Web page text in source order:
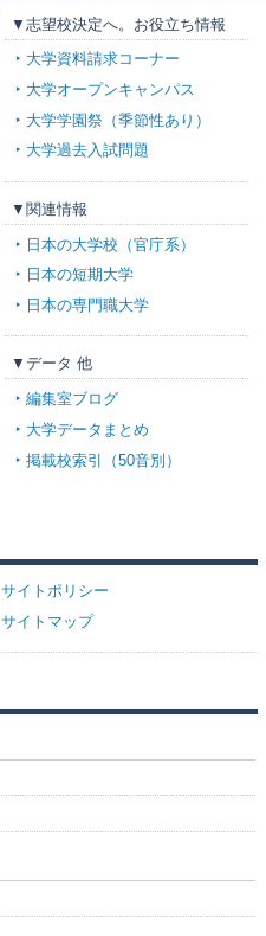
▼志望校決定へ。お役立ち情報
大学資料請求コーナー
大学オープンキャンパス
大学学園祭（季節性あり）
大学過去入試問題
▼関連情報
日本の大学校（官庁系）
日本の短期大学
日本の専門職大学
▼データ 他
編集室ブログ
大学データまとめ
掲載校索引（50音別）
サイトポリシー
サイトマップ